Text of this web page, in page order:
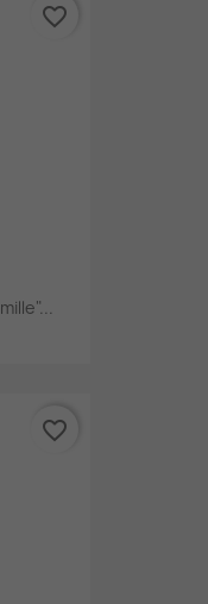
favorite_border
favorite_border